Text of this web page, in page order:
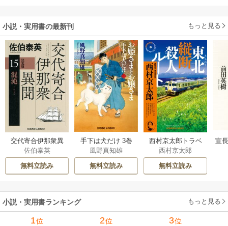
小説・実用書の最新刊 もっと見る
交代寄合伊那衆異
聞 15巻
佐伯泰英
無料立読み
手下は犬だけ 3巻
風野真知雄
無料立読み
西村京太郎トラベ
ルミステリー・セ
レクション 2巻
西村京太郎
無料立読み
宣
小説・実用書ランキング もっと見る
1位 2位 3位